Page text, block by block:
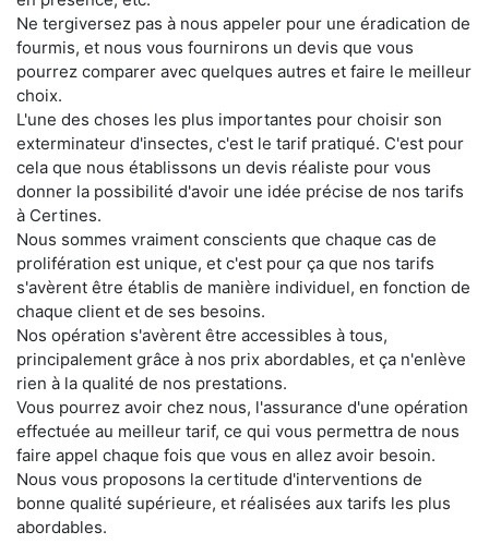
Ne tergiversez pas à nous appeler pour une éradication de
fourmis, et nous vous fournirons un devis que vous
pourrez comparer avec quelques autres et faire le meilleur
choix.
L'une des choses les plus importantes pour choisir son
exterminateur d'insectes, c'est le tarif pratiqué. C'est pour
cela que nous établissons un devis réaliste pour vous
donner la possibilité d'avoir une idée précise de nos tarifs
à Certines.
Nous sommes vraiment conscients que chaque cas de
prolifération est unique, et c'est pour ça que nos tarifs
s'avèrent être établis de manière individuel, en fonction de
chaque client et de ses besoins.
Nos opération s'avèrent être accessibles à tous,
principalement grâce à nos prix abordables, et ça n'enlève
rien à la qualité de nos prestations.
Vous pourrez avoir chez nous, l'assurance d'une opération
effectuée au meilleur tarif, ce qui vous permettra de nous
faire appel chaque fois que vous en allez avoir besoin.
Nous vous proposons la certitude d'interventions de
bonne qualité supérieure, et réalisées aux tarifs les plus
abordables.